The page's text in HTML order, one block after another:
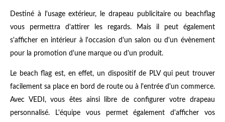
Destiné à l'usage extérieur, le drapeau publicitaire ou beachflag
vous permettra d'attirer les regards. Mais il peut également
s'afficher en intérieur à l'occasion d'un salon ou d'un évènement
pour la promotion d'une marque ou d'un produit.
Le beach flag est, en effet, un dispositif de PLV qui peut trouver
facilement sa place en bord de route ou à l'entrée d'un commerce.
Avec VEDI, vous êtes ainsi libre de configurer votre drapeau
personnalisé. L'équipe vous permet également d'afficher vos